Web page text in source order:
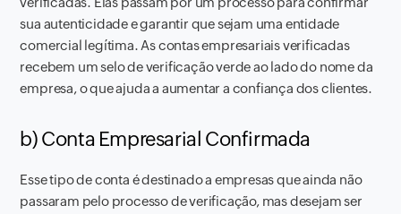
sua autenticidade e garantir que sejam uma entidade
comercial legítima. As contas empresariais verificadas
recebem um selo de verificação verde ao lado do nome da
empresa, o que ajuda a aumentar a confiança dos clientes.
b) Conta Empresarial Confirmada
Esse tipo de conta é destinado a empresas que ainda não
passaram pelo processo de verificação, mas desejam ser